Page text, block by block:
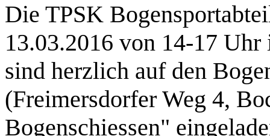
Die TPSK
13.03.2016 von 14-17
sind herzlich auf den
(Freimersdorfer Weg 4,
Bogenschiessen"